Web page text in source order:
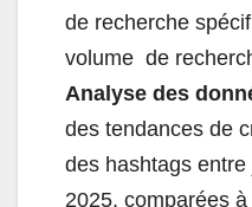
de recherche
volume de
Analyse des
des tendances de
des hashtags
2025, comparées